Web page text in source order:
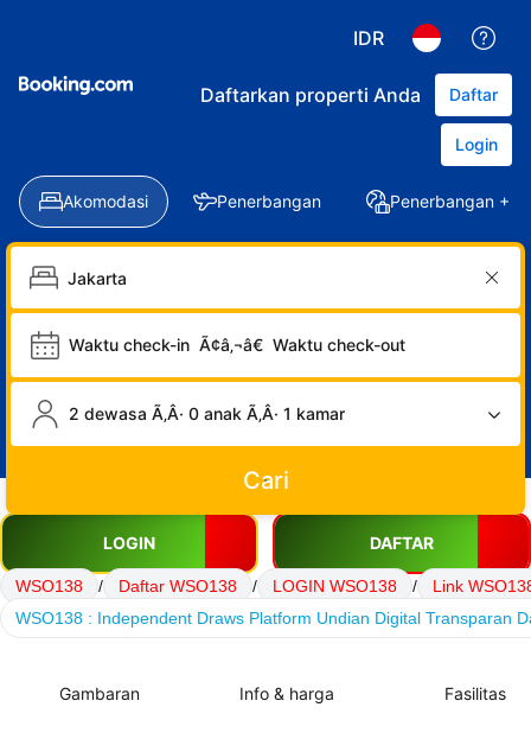
IDR
Daftarkan properti Anda Daftar
Login
Akomodasi Penerbangan Penerbangan +
Waktu check-in Ã¢â‚¬â€ Waktu check-out
2 dewasa Ã‚Â· 0 anak Ã‚Â· 1 kamar
Cari
LOGIN DAFTAR
WSO138 / Daftar WSO138 / LOGIN WSO138 /
Link
WSO138 : Independent Draws Platform Undian Digital Transparan
Gambaran Info & harga Fasilitas